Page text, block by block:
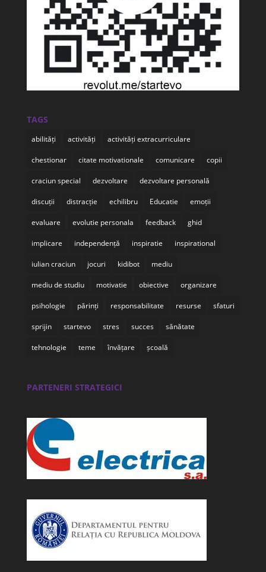
TAGS
abilități activități activități extracurriculare
chestionar citate motivationale comunicare copii
craciun special dezvoltare dezvoltare personală
discuții distracție echilibru Educatie emoții
evaluare evolutie personala feedback ghid
implicare independență inspiratie inspirational
iulian craciun jocuri kidibot mediu
mediu de studiu motivatie obiective organizare
psihologie părinți responsabilitate resurse sfaturi
sprijin startevo stres succes sănătate
tehnologie teme învățare școală
PARTENERI STRATEGICI